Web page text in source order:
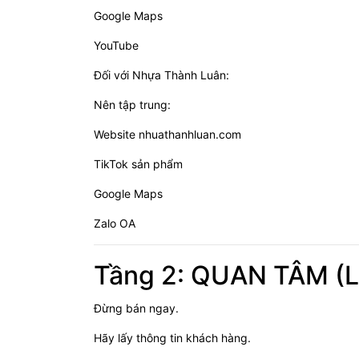
Google Maps
YouTube
Đối với Nhựa Thành Luân:
Nên tập trung:
Website nhuathanhluan.com
TikTok sản phẩm
Google Maps
Zalo OA
Tầng 2: QUAN TÂM
Đừng bán ngay.
Hãy lấy thông tin khách hàng.